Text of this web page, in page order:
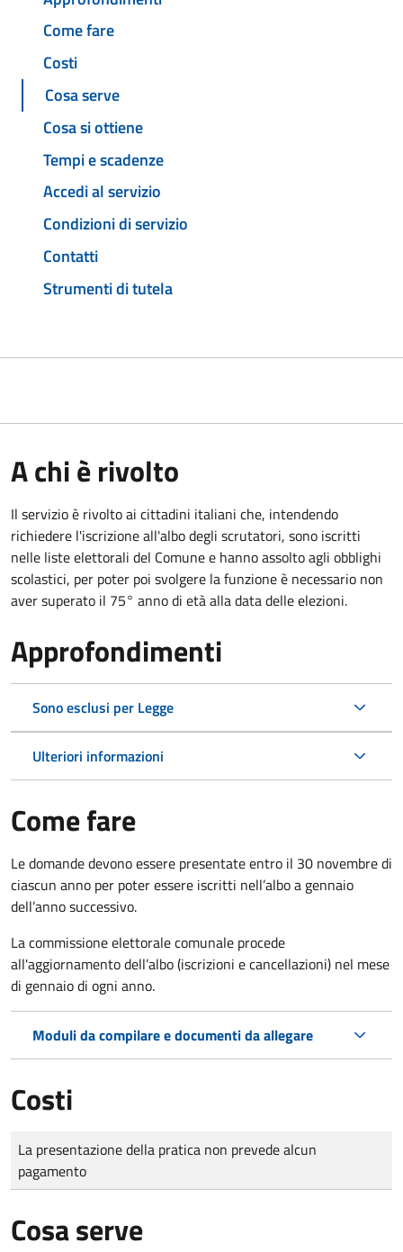
Come fare
Costi
Cosa serve
Cosa si ottiene
Tempi e scadenze
Accedi al servizio
Condizioni di servizio
Contatti
Strumenti di tutela
A chi è rivolto
Il servizio è rivolto ai cittadini italiani che, intendendo
richiedere l'iscrizione all'albo degli scrutatori, sono iscritti
nelle liste elettorali del Comune e hanno assolto agli obblighi
scolastici, per poter poi svolgere la funzione è necessario non
aver superato il 75° anno di età alla data delle elezioni.
Approfondimenti
Sono esclusi per Legge
Ulteriori informazioni
Come fare
Le domandedevono essere presentate entro il 30 novembre di
ciascun anno per poter essere iscritti nell’albo a gennaio
dell’anno successivo.
La commissione elettorale comunale procede
all'aggiornamento dell’albo (iscrizioni e cancellazioni) nel mese
di gennaio di ogni anno.
Moduli da compilare e documenti da allegare
Costi
Tipo di pagamento
Importo
La presentazione della pratica non prevede alcun
pagamento
Cosa serve